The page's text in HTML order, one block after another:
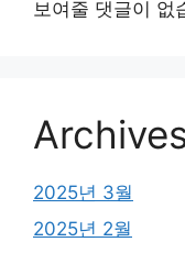
보여줄 댓글이 없
2025년 3월
2025년 2월